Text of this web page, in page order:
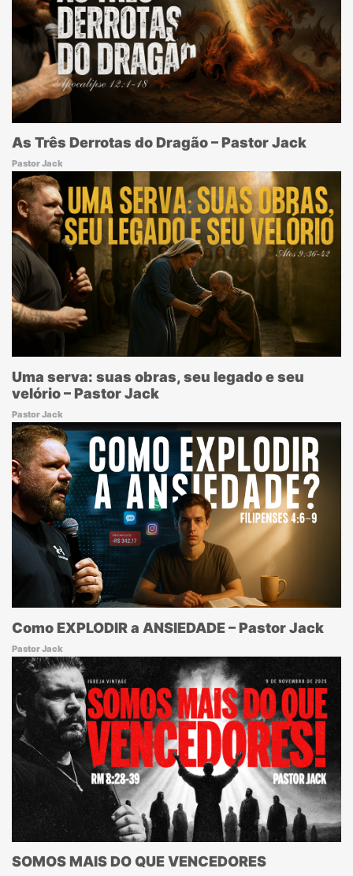
As Três Derrotas do Dragão – Pastor Jack
Pastor Jack
Uma serva: suas obras, seu legado e seu
velório – Pastor Jack
Pastor Jack
Como EXPLODIR a ANSIEDADE – Pastor Jack
Pastor Jack
SOMOS MAIS DO QUE VENCEDORES